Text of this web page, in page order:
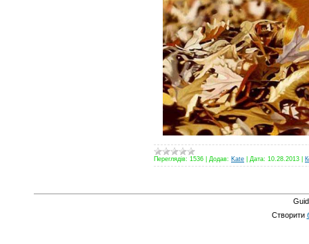
Переглядів: 1536 Додав: Kate Дата: 10.28.2013
Створити